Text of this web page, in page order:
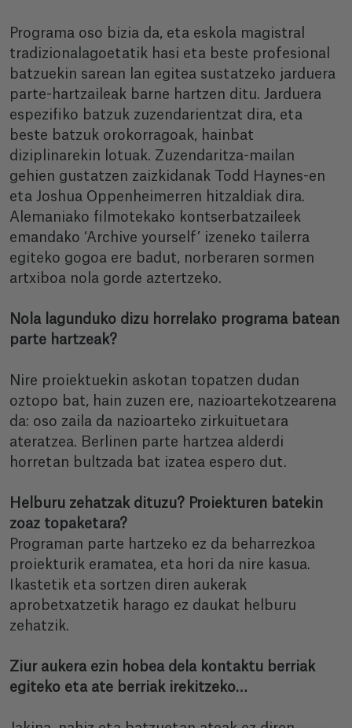
Programa oso bizia da, eta eskola magistral
tradizionalagoetatik hasi eta beste profesional
batzuekin sarean lan egitea sustatzeko jarduera
parte-hartzaileak barne hartzen ditu. Jarduera
espezifiko batzuk zuzendarientzat dira, eta
beste batzuk orokorragoak, hainbat
diziplinarekin lotuak. Zuzendaritza-mailan
gehien gustatzen zaizkidanak Todd Haynes-en
eta Joshua Oppenheimerren hitzaldiak dira.
Alemaniako filmotekako kontserbatzaileek
emandako ‘Archive yourself’ izeneko tailerra
egiteko gogoa ere badut, norberaren sormen
artxiboa nola gorde aztertzeko.
Nola lagunduko dizu horrelako programa batean
parte hartzeak?
Nire proiektuekin askotan topatzen dudan
oztopo bat, hain zuzen ere, nazioartekotzearena
da: oso zaila da nazioarteko zirkuituetara
ateratzea. Berlinen parte hartzea alderdi
horretan bultzada bat izatea espero dut.
Helburu zehatzak dituzu? Proiekturen batekin
zoaz topaketara?
Programan parte hartzeko ez da beharrezkoa
proiekturik eramatea, eta hori da nire kasua.
Ikastetik eta sortzen diren aukerak
aprobetxatzetik harago ez daukat helburu
zehatzik.
Ziur aukera ezin hobea dela kontaktu berriak
egiteko eta ate berriak irekitzeko…